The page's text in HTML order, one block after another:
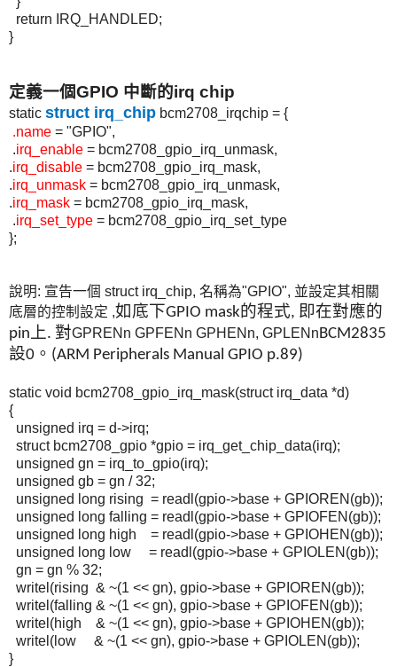
return IRQ_HANDLED;
}
定義一個GPIO 中斷的irq chip
static struct irq_chip bcm2708_irqchip = {
.name = "GPIO",
.irq_enable = bcm2708_gpio_irq_unmask,
.irq_disable = bcm2708_gpio_irq_mask,
.irq_unmask = bcm2708_gpio_irq_unmask,
.irq_mask = bcm2708_gpio_irq_mask,
.irq_set_type = bcm2708_gpio_irq_set_type
};
說明: 宣告一個 struct irq_chip, 名稱為"GPIO", 並設定其相關
底層的控制設定 ,如底下GPIO mask的程式, 即在對應的
pin上. 對GPRENn GPFENn GPHENn, GPLENn BCM2835
設0。(ARM Peripherals Manual GPIO p.89)
static void bcm2708_gpio_irq_mask(struct irq_data *d)
{
unsigned irq = d->irq;
structbcm2708_gpio *gpio = irq_get_chip_data(irq);
unsigned gn = irq_to_gpio(irq);
unsigned gb = gn / 32;
unsigned long rising = readl (gpio->base + GPIOREN(gb));
unsigned long falling = readl (gpio->base + GPIOFEN(gb));
unsigned long high = readl (gpio->base + GPIOHEN(gb));
unsigned long low = readl (gpio->base + GPIOLEN(gb));
gn = gn % 32;
writel (rising & ~(1 << gn), gpio->base + GPIOREN(gb));
writel (falling & ~(1 << gn), gpio->base + GPIOFEN(gb));
writel (high & ~(1 << gn), gpio->base + GPIOHEN(gb));
writel (low & ~(1 << gn), gpio->base + GPIOLEN(gb));
}